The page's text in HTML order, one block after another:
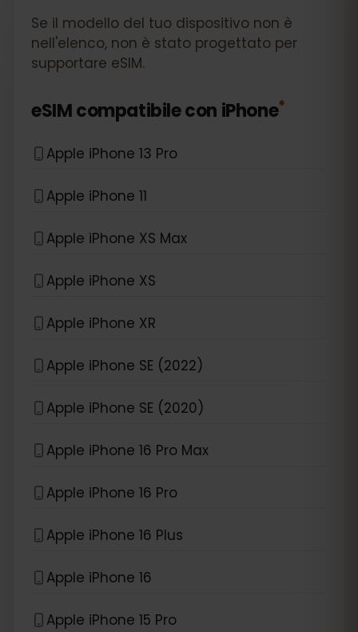
Se il modello del tuo dispositivo non è
nell'elenco, non è stato progettato per
supportare eSIM.
eSIM compatibile con iPhone*
Apple iPhone 13 Pro
Apple iPhone 11
Apple iPhone XS Max
Apple iPhone XS
Apple iPhone XR
Apple iPhone SE (2022)
Apple iPhone SE (2020)
Apple iPhone 16 Pro Max
Apple iPhone 16 Pro
Apple iPhone 16 Plus
Apple iPhone 16
Apple iPhone 15 Pro